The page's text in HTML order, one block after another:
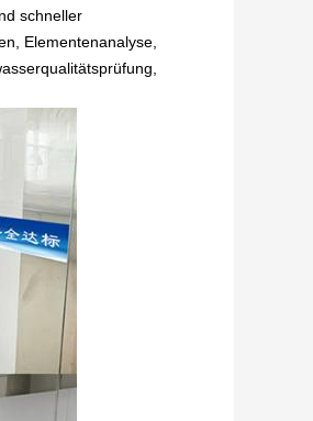
schneller
Elementenanalyse,